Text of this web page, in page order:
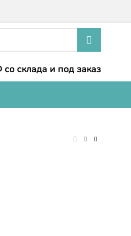
склада и под заказ